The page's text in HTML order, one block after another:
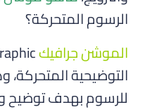
الرسوم المتحركة؟
الموشن جرافيك
التوضيحية
للرسوم بهدف توضيح